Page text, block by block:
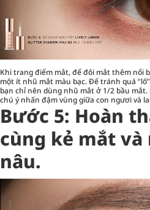
Khi trang điểm mắt, để đôi mắt thêm nổi
một ít nhũ mắt màu bạc. Để tránh quá
bạn chỉ nên dùng nhũ mắt ở 1/2 bầu
chú ý nhấn đậm vùng giữa con ngươi và
Bước 5: Hoàn
cùng kẻ mắt và
nâu.